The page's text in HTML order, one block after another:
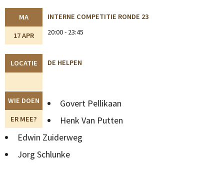
MA
17 APR
INTERNE COMPETITIE RONDE 23
20:00 - 23:45
LOCATIE DE HELPEN
WIE DOEN
ER MEE?
Govert Pellikaan
Henk Van Putten
Edwin Zuiderweg
Jorg Schlunke